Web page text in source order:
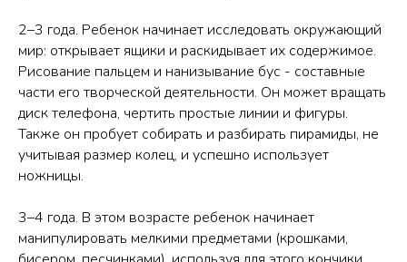
2–3 года. Ребенок начинает исследовать окружающий
мир: открывает ящики и раскидывает их содержимое.
Рисование пальцем и нанизывание бус - составные
части его творческой деятельности. Он может вращать
диск телефона, чертить простые линии и фигуры.
Также он пробует собирать и разбирать пирамиды, не
учитывая размер колец, и успешно использует
ножницы.
3–4 года. В этом возрасте ребенок начинает
манипулировать мелкими предметами (крошками,